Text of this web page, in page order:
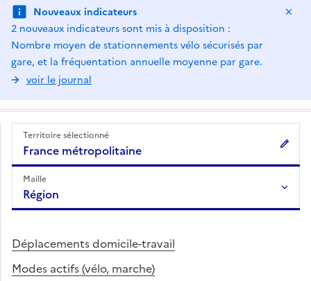
Nouveaux indicateurs
2 nouveaux indicateurs sont mis à disposition :
Nombre moyen de stationnements vélo sécurisés par
gare, et la fréquentation annuelle moyenne par gare.
voir le journal
Territoire sélectionné
France métropolitaine
Maille
Région
Déplacements domicile-travail
Modes actifs (vélo, marche)